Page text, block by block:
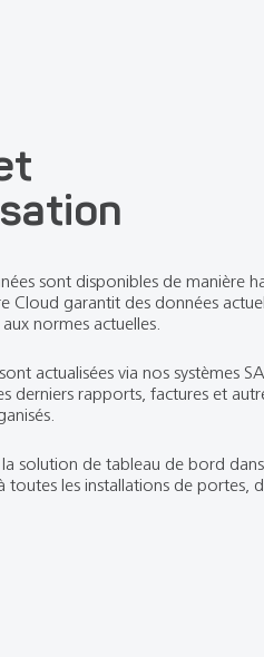
sont disponibles de manière
Cloud garantit des données
normes actuelles.
actualisées via nos systèmes
derniers rapports, factures et
solution de tableau de bord
toutes les installations de portes,